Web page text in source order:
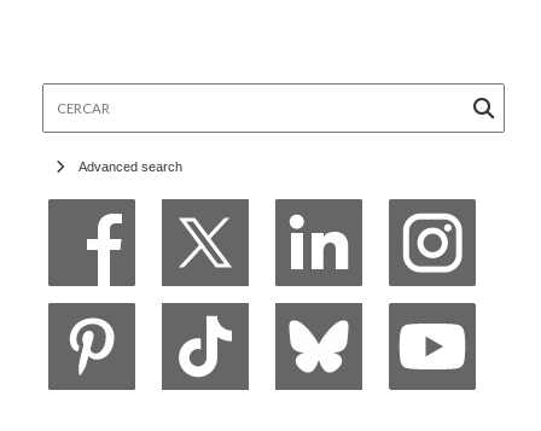
Advanced search